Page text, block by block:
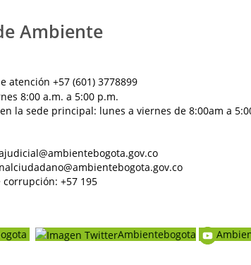
Ambiente
atención +57 (601) 3778899
8:00 a.m. a 5:00 p.m.
la sede principal: lunes a viernes de 8:00am a
+57 195
Ambientebogota